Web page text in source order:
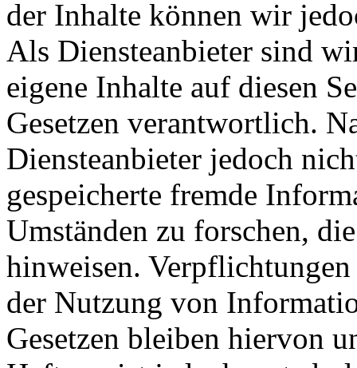
der Inhalte können wir
Als Diensteanbieter sind
eigene Inhalte auf diesen
Gesetzen verantwortlich.
Diensteanbieter jedoch
gespeicherte fremde
Umständen zu forschen,
hinweisen.
der Nutzung von
Gesetzen bleiben hiervon